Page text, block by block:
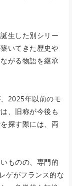
生した別シリー
いてきた歴史や
がる物語を継承
2025年以前のモ
、旧称が今後も
探す際には、両
ものの、専門的
ゲがフランス的な